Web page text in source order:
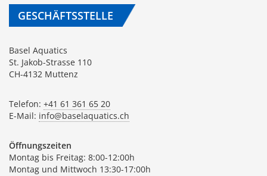
GESCHÄFTSSTELLE
Basel Aquatics
St. Jakob-Strasse 110
CH-4132 Muttenz
Telefon: +41 61 361 65 20
E-Mail: info@baselaquatics.ch
Öffnungszeiten
Montag bis Freitag: 8:00-12:00h
Montag und Mittwoch 13:30-17:00h